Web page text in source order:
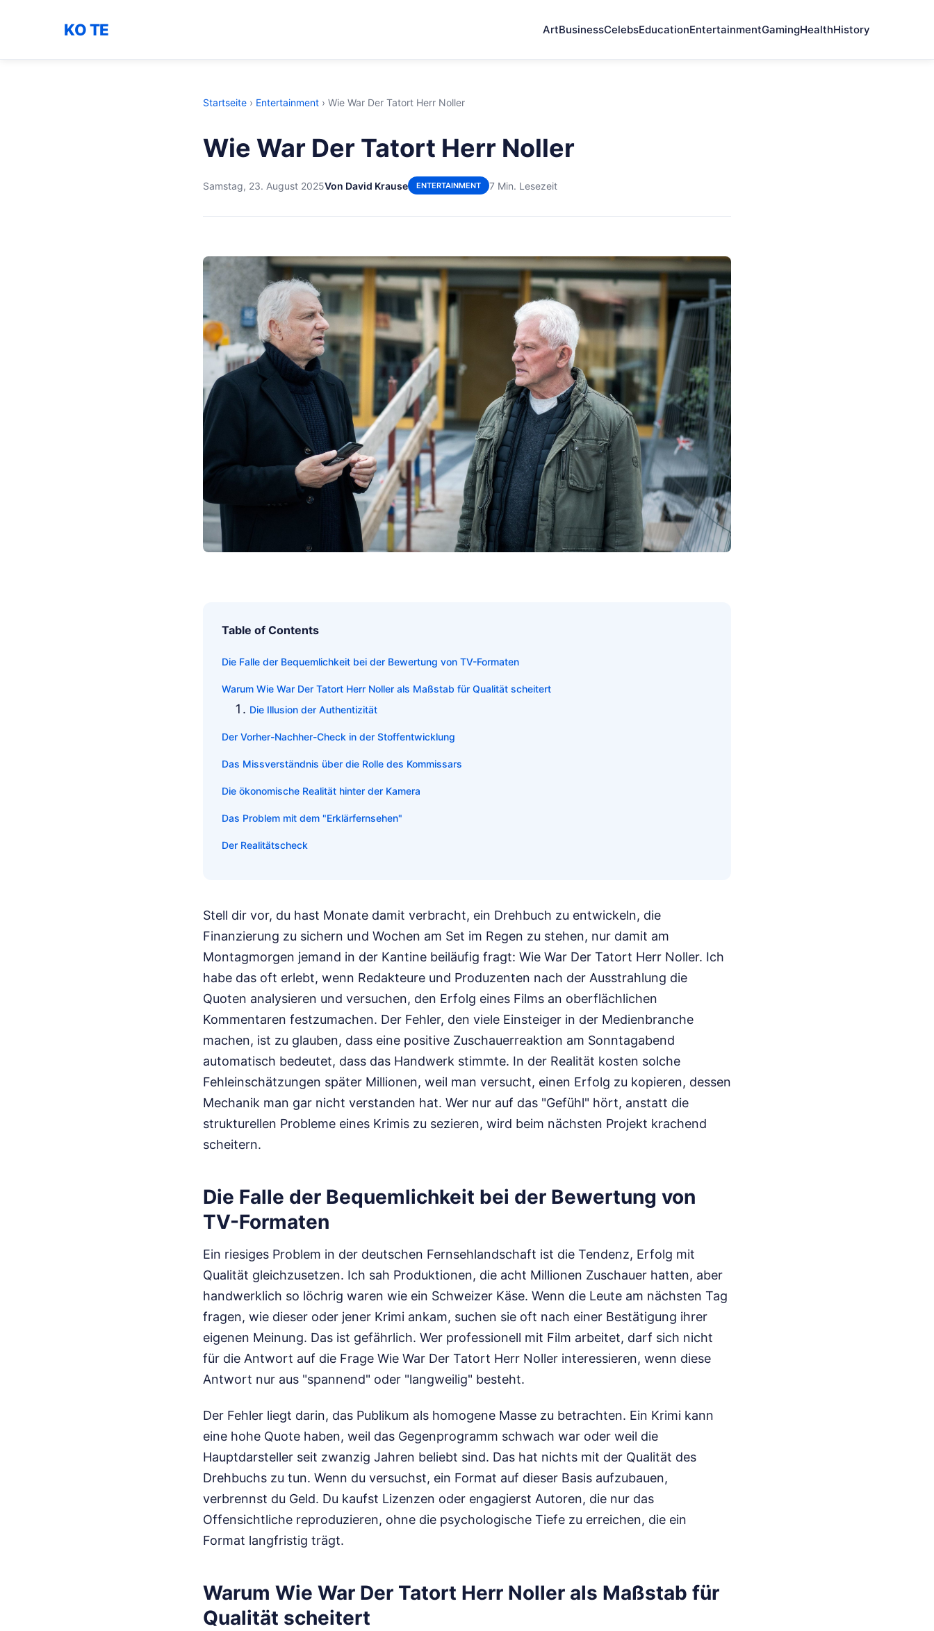
KO TE ArtBusinessCelebsEducationEntertainmentGamingHealthHistory
Startseite › Entertainment › Wie War Der Tatort Herr Noller
Wie War Der Tatort Herr Noller
Samstag, 23. August 2025Von David Krause ENTERTAINMENT 7 Min. Lesezeit
Table of Contents
Die Falle der Bequemlichkeit bei der Bewertung von TV-Formaten
Warum Wie War Der Tatort Herr Noller als Maßstab für Qualität scheitert
Die Illusion der Authentizität
Der Vorher-Nachher-Check in der Stoffentwicklung
Das Missverständnis über die Rolle des Kommissars
Die ökonomische Realität hinter der Kamera
Das Problem mit dem "Erklärfernsehen"
Der Realitätscheck
Stell dir vor, du hast Monate damit verbracht, ein Drehbuch zu entwickeln, die
Finanzierung zu sichern und Wochen am Set im Regen zu stehen, nur damit am
Montagmorgen jemand in der Kantine beiläufig fragt: Wie War Der Tatort Herr Noller. Ich
habe das oft erlebt, wenn Redakteure und Produzenten nach der Ausstrahlung die
Quoten analysieren und versuchen, den Erfolg eines Films an oberflächlichen
Kommentaren festzumachen. Der Fehler, den viele Einsteiger in der Medienbranche
machen, ist zu glauben, dass eine positive Zuschauerreaktion am Sonntagabend
automatisch bedeutet, dass das Handwerk stimmte. In der Realität kosten solche
Fehleinschätzungen später Millionen, weil man versucht, einen Erfolg zu kopieren, dessen
Mechanik man gar nicht verstanden hat. Wer nur auf das "Gefühl" hört, anstatt die
strukturellen Probleme eines Krimis zu sezieren, wird beim nächsten Projekt krachend
scheitern.
Die Falle der Bequemlichkeit bei der Bewertung von
TV-Formaten
Ein riesiges Problem in der deutschen Fernsehlandschaft ist die Tendenz, Erfolg mit
Qualität gleichzusetzen. Ich sah Produktionen, die acht Millionen Zuschauer hatten, aber
handwerklich so löchrig waren wie ein Schweizer Käse. Wenn die Leute am nächsten Tag
fragen, wie dieser oder jener Krimi ankam, suchen sie oft nach einer Bestätigung ihrer
eigenen Meinung. Das ist gefährlich. Wer professionell mit Film arbeitet, darf sich nicht
für die Antwort auf die Frage Wie War Der Tatort Herr Noller interessieren, wenn diese
Antwort nur aus "spannend" oder "langweilig" besteht.
Der Fehler liegt darin, das Publikum als homogene Masse zu betrachten. Ein Krimi kann
eine hohe Quote haben, weil das Gegenprogramm schwach war oder weil die
Hauptdarsteller seit zwanzig Jahren beliebt sind. Das hat nichts mit der Qualität des
Drehbuchs zu tun. Wenn du versuchst, ein Format auf dieser Basis aufzubauen,
verbrennst du Geld. Du kaufst Lizenzen oder engagierst Autoren, die nur das
Offensichtliche reproduzieren, ohne die psychologische Tiefe zu erreichen, die ein
Format langfristig trägt.
Warum Wie War Der Tatort Herr Noller als Maßstab für
Qualität scheitert